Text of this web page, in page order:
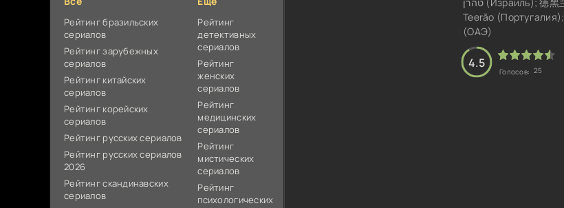
Рейтинг бразильских
сериалов
Рейтинг зарубежных
сериалов
Рейтинг китайских
сериалов
Рейтинг корейских
сериалов
Рейтинг русских сериалов
Рейтинг русских сериалов
2026
Рейтинг скандинавских
сериалов
Рейтинг
детективных
сериалов
Рейтинг
женских
сериалов
Рейтинг
медицинских
сериалов
Рейтинг
мистических
сериалов
Рейтинг
психологических
Teerão (Португалия); طَهران
(ОАЭ)
4.5
Голосов: 25